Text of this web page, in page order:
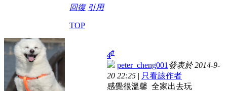
回復 引用
TOP
4#
peter_cheng001 發表於 2014-9-
20 22:25 | 只看該作者
感覺很溫馨 全家出去玩